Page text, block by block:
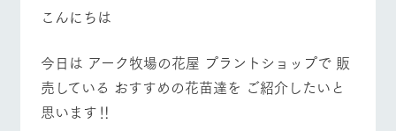
ガーデン
花のある美しい
自然環境の中、
れあう
触れて、感じ
ビティ／
体験
お知らせ
こんにちは
今日は アーク牧場の花屋 プラントショップで 販
売している おすすめの花苗達を ご紹介したいと
思います‼